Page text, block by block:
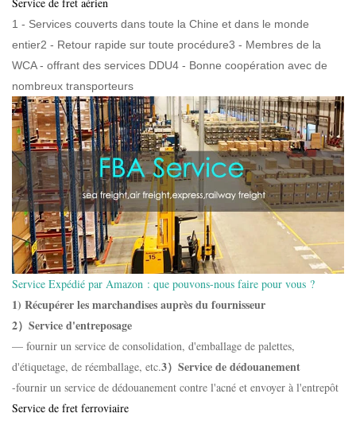
1 - Services couverts dans toute la Chine et dans le monde
entier2 - Retour rapide sur toute procédure3 - Membres de la
WCA - offrant des services DDU4 - Bonne coopération avec de
nombreux transporteurs
Service Expédié par Amazon : que pouvons-nous faire pour vous ?
1) Récupérer les marchandises auprès du fournisseur
2）Service d'entreposage
— fournir un service de consolidation, d'emballage de palettes,
d'étiquetage, de réemballage, etc.3）Service de dédouanement
-fournir un service de dédouanement contre l'acné et envoyer à l'entrepôt
Service de fret ferroviaire